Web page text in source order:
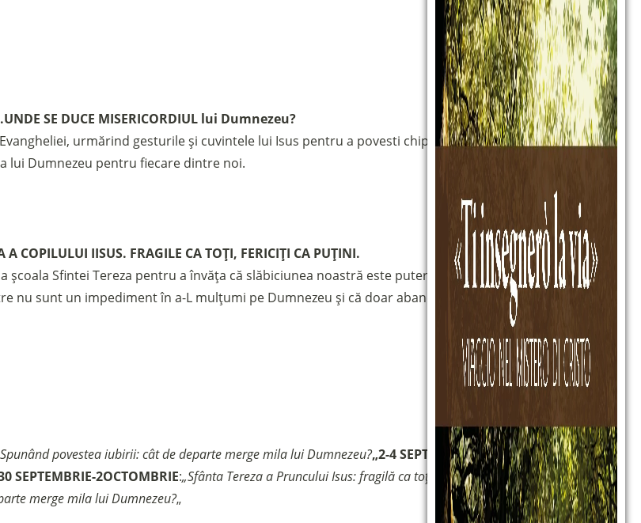
UNDE SE DUCE MISERICORDIUL lui Dumnezeu?
urmărind gesturile și cuvintele lui Isus pentru a povesti chipul milostiv al Tatălui și pentru a
lui Dumnezeu pentru fiecare dintre noi.
A COPILULUI IISUS. FRAGILE CA TOȚI, FERICIȚI CA PUȚINI.
Sfintei Tereza pentru a învăța că slăbiciunea noastră este puterea noastră. Urmându-i calea,
nu sunt un impediment în a-L mulțumi pe Dumnezeu și că doar abandonarea în mâinile Sale ne dă
povestea iubirii: cât de departe merge mila lui Dumnezeu?„2-4 SEPTEMBRIE:„Spunând povestea
SEPTEMBRIE-2OCTOMBRIE:„Sfânta Tereza a Pruncului Isus: fragilă ca toți, fericită ca puțini„18-20
merge mila lui Dumnezeu?„